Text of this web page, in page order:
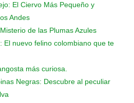
El Ciervo Más Pequeño y
Andes
de las Plumas Azules
El nuevo felino colombiano que te
más curiosa.
Negras: Descubre al peculiar